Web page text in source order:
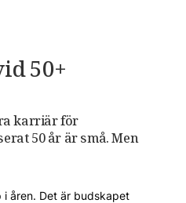
50+
karriär för
50 år är små. Men
åren. Det är budskapet